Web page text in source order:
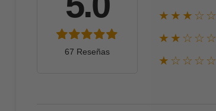
67 Reseñas
★★★☆☆
★★☆☆☆
★☆☆☆☆